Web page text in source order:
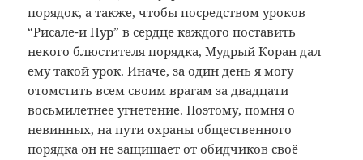
порядок, а также, чтобы посредством уроков
“Рисале-и Нур” в сердце каждого поставить
некого блюстителя порядка, Мудрый Коран дал
ему такой урок. Иначе, за один день я могу
отомстить всем своим врагам за двадцати
восьмилетнее угнетение. Поэтому, помня о
невинных, на пути охраны общественного
порядка он не защищает от обидчиков своё